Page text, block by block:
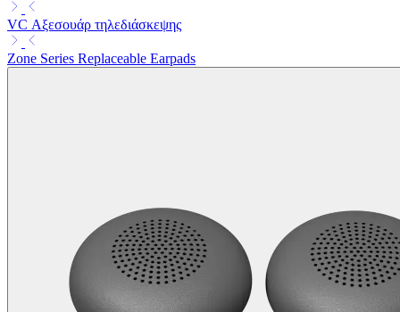
VC Αξεσουάρ τηλεδιάσκεψης
Zone Series Replaceable Earpads